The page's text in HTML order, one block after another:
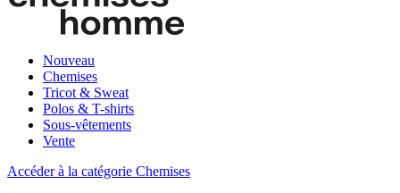
Nouveau
Chemises
Tricot & Sweat
Polos & T-shirts
Sous-vêtements
Vente
Accéder à la catégorie Chemises